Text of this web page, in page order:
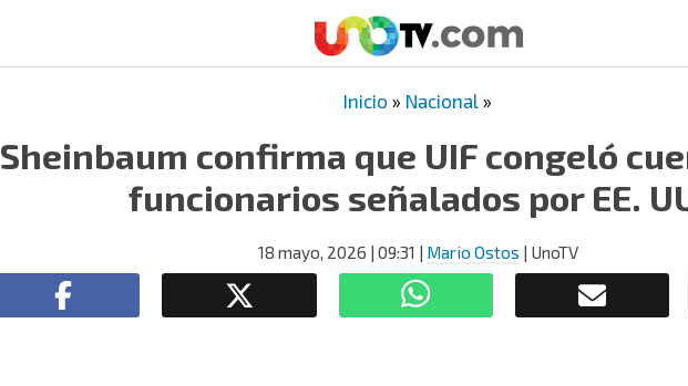
Inicio » Nacional »
Sheinbaum confirma que UIF congeló
funcionarios señalados por EE.
18 mayo, 2026 | 09:31 | Mario Ostos | UnoTV